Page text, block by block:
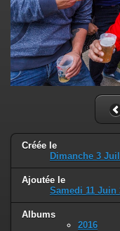
Créée le
Dimanche 3
Ajoutée le
Samedi 11 Juin
Albums
2016